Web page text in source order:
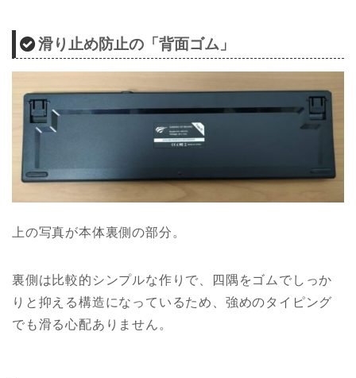
滑り止め防止の「背面ゴム」
上の写真が本体裏側の部分。
裏側は比較的シンプルな作りで、四隅をゴムでしっか
りと抑える構造になっているため、強めのタイピング
でも滑る心配ありません。